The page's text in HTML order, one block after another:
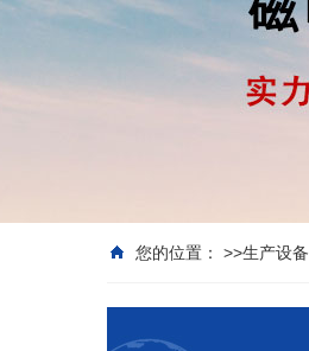
您的位置： >>生产设备